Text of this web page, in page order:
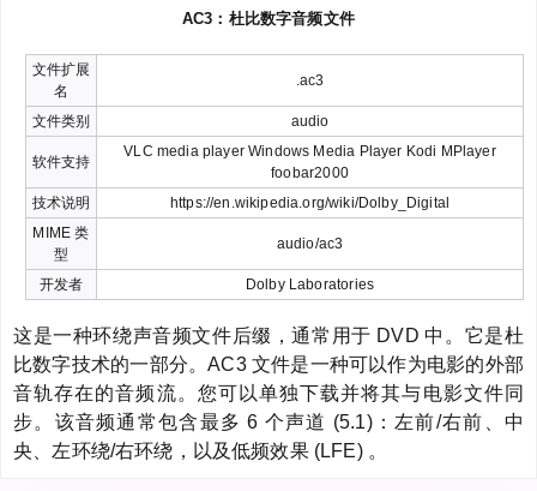
AC3：杜比数字音频文件
文件扩展
名
.ac3
文件类别 audio
软件支持
VLC media player Windows Media Player Kodi MPlayer
foobar2000
技术说明
https://en.wikipedia.org/wiki/Dolby_Digital
MIME 类
型
audio/ac3
开发者 Dolby Laboratories
这是一种环绕声音频文件后缀，通常用于 DVD 中。它是杜
比数字技术的一部分。AC3 文件是一种可以作为电影的外部
音轨存在的音频流。您可以单独下载并将其与电影文件同
步。该音频通常包含最多 6 个声道 (5.1)：左前/右前、中
央、左环绕/右环绕，以及低频效果 (LFE) 。